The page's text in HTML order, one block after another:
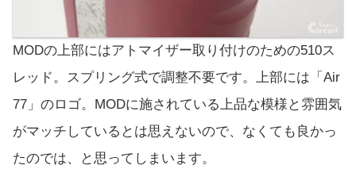
MODの上部にはアトマイザー取り付けのための510ス
レッド。スプリング式で調整不要です。上部には「Air
77」のロゴ。MODに施されている上品な模様と雰囲気
がマッチしているとは思えないので、なくても良かっ
たのでは、と思ってしまいます。